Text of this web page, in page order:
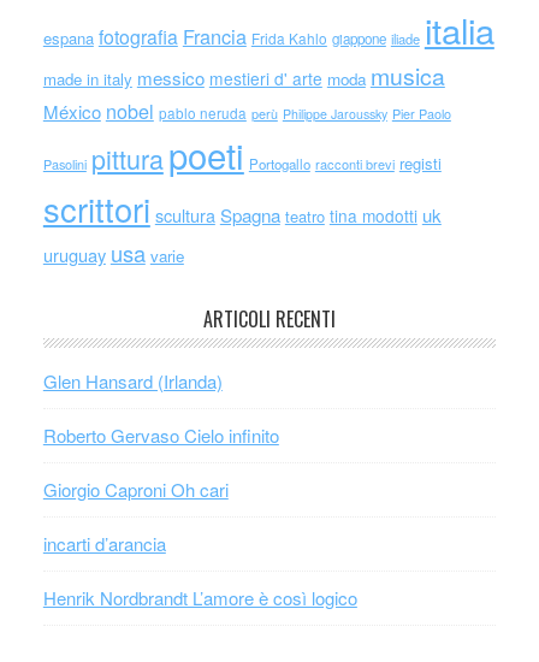
espana fotografia Francia Frida Kahlo giappone iliade italia
made in italy messico mestieri d' arte moda musica
México nobel pablo neruda perù Philippe Jaroussky Pier Paolo
Pasolini pitturapoeti Portogallo racconti brevi registi
scrittori scultura Spagna teatro tina modotti uk
uruguay usa varie
ARTICOLI RECENTI
Glen Hansard (Irlanda)
Roberto Gervaso Cielo infinito
Giorgio Caproni Oh cari
incarti d’arancia
Henrik Nordbrandt L’amore è così logico